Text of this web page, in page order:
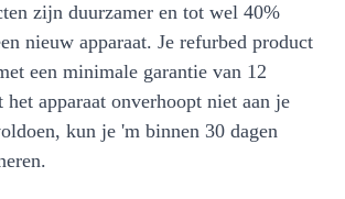
zijn duurzamer en tot wel 40%
nieuw apparaat. Je refurbed product
een minimale garantie van 12
het apparaat onverhoopt niet aan je
kun je 'm binnen 30 dagen